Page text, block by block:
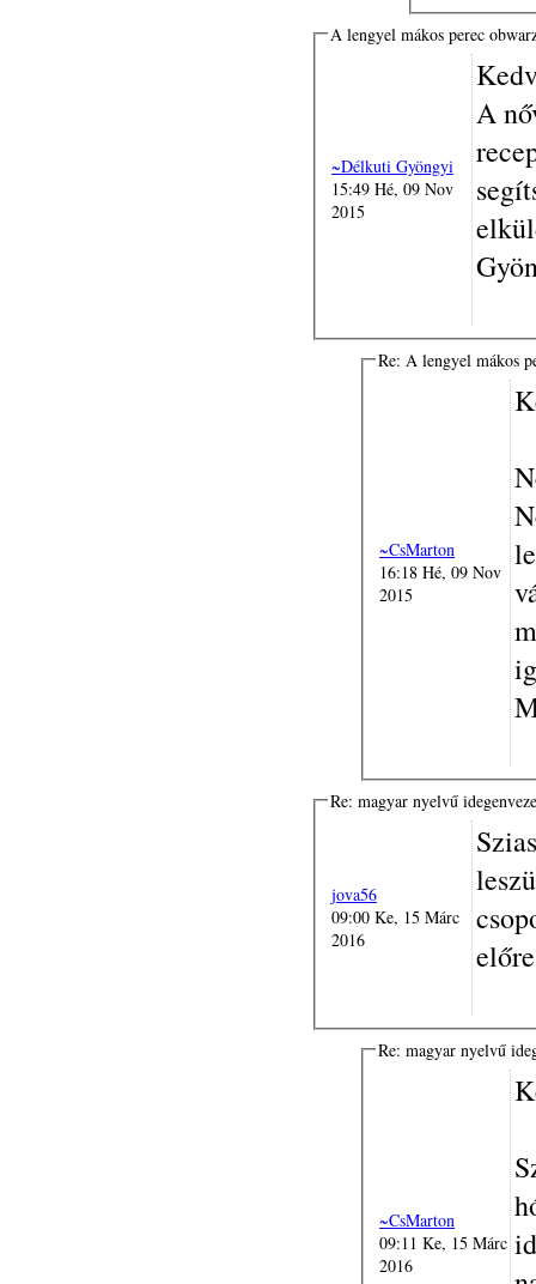
A lengyel mákos perec
~Délkuti Gyöngyi
15:49 Hé, 09 Nov
2015
A
Re: A lengyel mákos
~CsMarton
16:18 Hé, 09 Nov
2015
Re: magyar nyelvű
jova56
09:00 Ke, 15 Márc
2016
Re: magyar nyelvű
~CsMarton
09:11 Ke, 15 Márc
2016